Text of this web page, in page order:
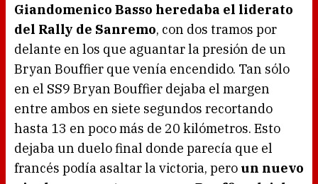
Giandomenico Basso heredaba el liderato
del Rally de Sanremo, con dos tramos por
delante en los que aguantar la presión de un
Bryan Bouffier que venía encendido. Tan sólo
en el SS9 Bryan Bouffier dejaba el margen
entre ambos en siete segundos recortando
hasta 13 en poco más de 20 kilómetros. Esto
dejaba un duelo final donde parecía que el
francés podía asaltar la victoria, pero un nuevo